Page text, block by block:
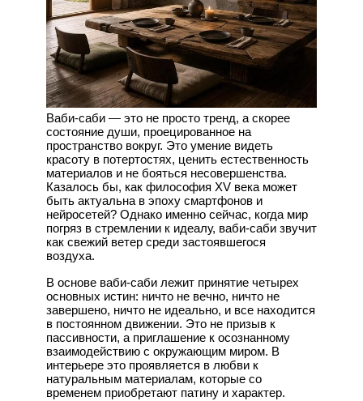
Ваби-саби — это не просто тренд, а скорее
состояние души, проецированное на
пространство вокруг. Это умение видеть
красоту в потертостях, ценить естественность
материалов и не бояться несовершенства.
Казалось бы, как философия XV века может
быть актуальна в эпоху смартфонов и
нейросетей? Однако именно сейчас, когда мир
погряз в стремлении к идеалу, ваби-саби звучит
как свежий ветер среди застоявшегося
воздуха.
В основе ваби-саби лежит принятие четырех
основных истин: ничто не вечно, ничто не
завершено, ничто не идеально, и все находится
в постоянном движении. Это не призыв к
пассивности, а приглашение к осознанному
взаимодействию с окружающим миром. В
интерьере это проявляется в любви к
натуральным материалам, которые со
временем приобретают патину и характер.